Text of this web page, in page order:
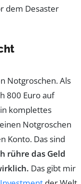
dem Desaster
Notgroschen. Als
800 Euro auf
komplettes
Notgroschen
Konto. Das sind
rühre das Geld
Das gibt mir